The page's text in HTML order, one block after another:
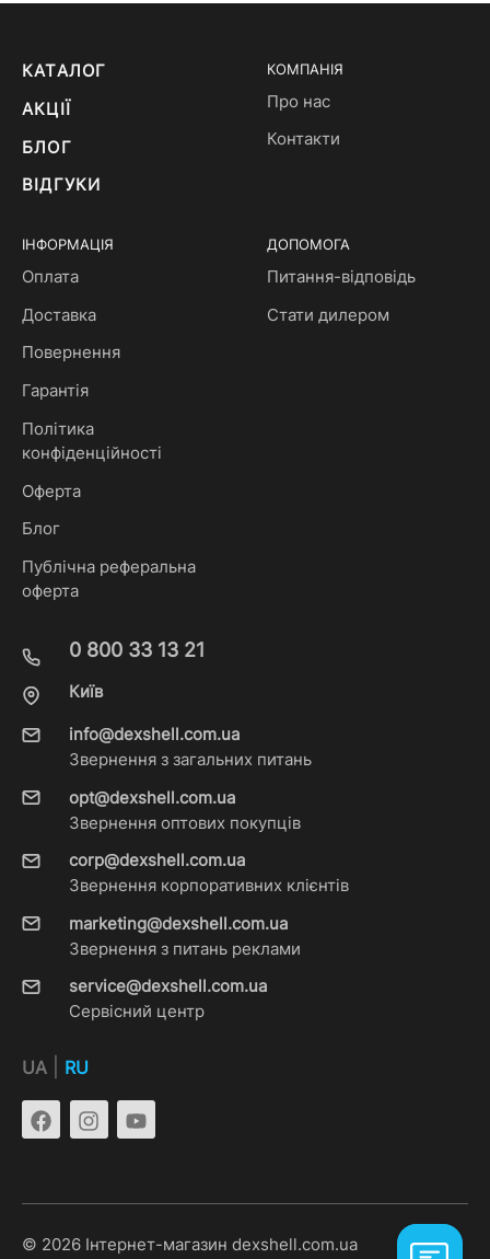
КАТАЛОГ
АКЦІЇ
БЛОГ
ВІДГУКИ
КОМПАНІЯ
Про нас
Контакти
ІНФОРМАЦІЯ
Оплата
Доставка
Повернення
Гарантія
Політика
конфіденційності
Оферта
Блог
Публічна реферальна
оферта
ДОПОМОГА
Питання-відповідь
Стати дилером
0 800 33 13 21
Київ
info@dexshell.com.ua
Звернення з загальних питань
opt@dexshell.com.ua
Звернення оптових покупців
corp@dexshell.com.ua
Звернення корпоративних клієнтів
marketing@dexshell.com.ua
Звернення з питань реклами
service@dexshell.com.ua
Сервісний центр
UA RU
© 2026 Інтернет-магазин dexshell.com.ua